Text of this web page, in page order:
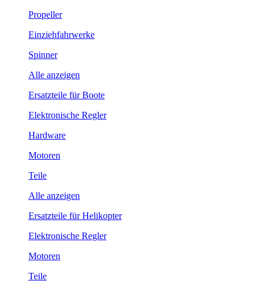
Propeller
Einziehfahrwerke
Spinner
Alle anzeigen
Ersatzteile für Boote
Elektronische Regler
Hardware
Motoren
Teile
Alle anzeigen
Ersatzteile für Helikopter
Elektronische Regler
Motoren
Teile